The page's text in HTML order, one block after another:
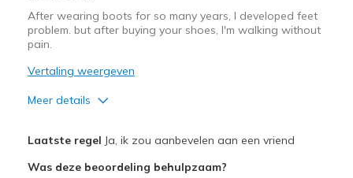
After wearing boots for so many years, I developed feet
problem. but after buying your shoes, I'm walking without
pain.
Vertaling weergeven
Meer details
Laatste regel Ja, ik zou aanbevelen aan een vriend
Was deze beoordeling behulpzaam?